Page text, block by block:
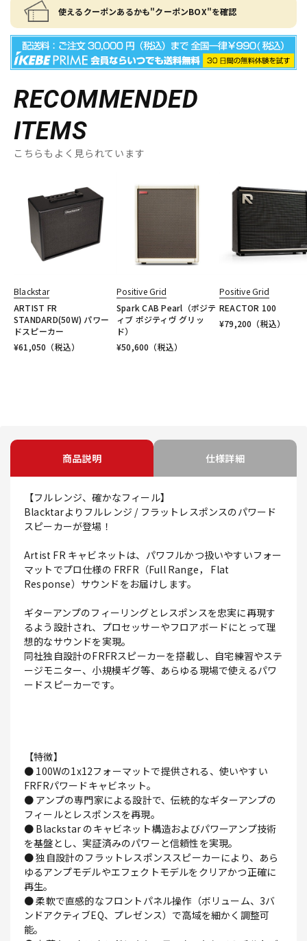
使えるクーポンあるかも"クーポンBOX"を確認
RECOMMENDED
ITEMS
こちらもよく見られています
Blackstar
ARTIST FR
STANDARD(50W) パワー
ドスピーカー
¥61,050 （税込）
Positive Grid
Spark CAB Pearl（ポジテ
ィブ ポジティヴ グリッ
ド）
¥50,600 （税込）
Positive Grid
REACTOR 100
¥79,200 （税込）
商品説明 仕様詳細
【フルレンジ、確かなフィール】
Blacktarよりフルレンジ / フラットレスポンスのパワード
スピーカーが登場！
Artist FR キャビネットは、パワフルかつ扱いやすいフォー
マットでプロ仕様の FRFR（Full Range， Flat
Response）サウンドをお届けします。
ギターアンプのフィーリングとレスポンスを忠実に再現す
るよう設計され、プロセッサーやフロアボードにとって理
想的なサウンドを実現。
同社独自設計のFRFRスピーカーを搭載し、自宅練習やステ
ージモニター、小規模ギグ等、あらゆる現場で使えるパワ
ードスピーカーです。
【特徴】
● 100Wの1x12フォーマットで提供される、使いやすい
FRFRパワードキャビネット。
● アンプの専門家による設計で、伝統的なギターアンプの
フィールとレスポンスを再現。
● Blackstar のキャビネット構造およびパワーアンプ技術
を基盤とし、実証済みのパワーと信頼性を実現。
● 独自設計のフラットレスポンススピーカーにより、あら
ゆるアンプモデルやエフェクトモデルをクリアかつ正確に
再生。
● 柔軟で直感的なフロントパネル操作（ボリューム、3バ
ンドアクティブEQ、プレゼンス）で高域を細かく調整可
能。